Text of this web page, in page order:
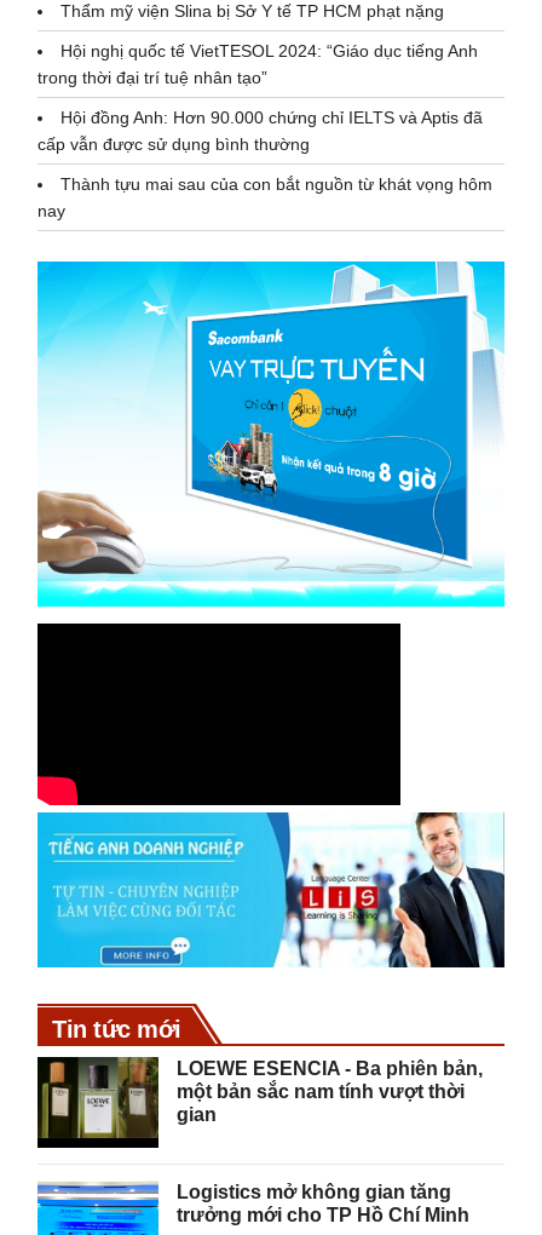
Thẩm mỹ viện Slina bị Sở Y tế TP HCM phạt nặng
Hội nghị quốc tế VietTESOL 2024: “Giáo dục tiếng Anh
trong thời đại trí tuệ nhân tạo”
Hội đồng Anh: Hơn 90.000 chứng chỉ IELTS và Aptis đã
cấp vẫn được sử dụng bình thường
Thành tựu mai sau của con bắt nguồn từ khát vọng hôm
nay
Tin tức mới
LOEWE ESENCIA - Ba phiên bản,
một bản sắc nam tính vượt thời
gian
Logistics mở không gian tăng
trưởng mới cho TP Hồ Chí Minh